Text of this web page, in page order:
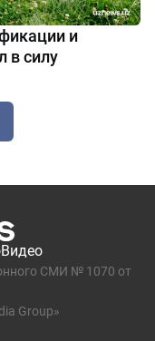
и
в силу
Видео
СМИ № 1070 от
Group»